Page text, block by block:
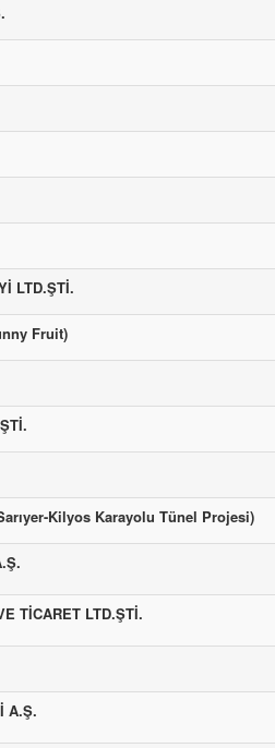
LTD.ŞTİ.
Fruit)
Kilyos Karayolu Tünel Projesi)
TİCARET LTD.ŞTİ.
A.Ş.